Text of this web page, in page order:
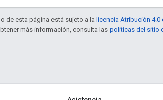
de esta página está sujeto a la licencia Atribución 4.0
más información, consulta las políticas del sitio